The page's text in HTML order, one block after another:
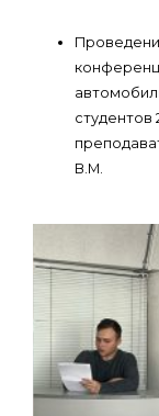
студентов
В.М.